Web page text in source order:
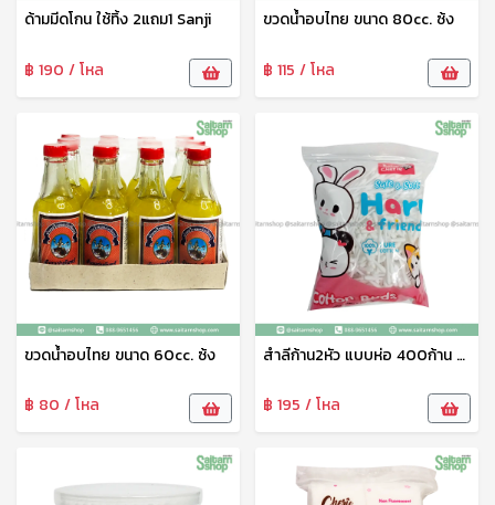
ด้ามมีดโกน ใช้ทิ้ง 2แถม1 Sanji
฿ 190 / โหล
ขวดน้ำอบไทย ขนาด 80cc. ซ้ง
฿ 115 / โหล
ขวดน้ำอบไทย ขนาด 60cc. ซ้ง
฿ 80 / โหล
สำลีก้าน2หัว แบบห่อ 400ก้าน Haru
฿ 195 / โหล